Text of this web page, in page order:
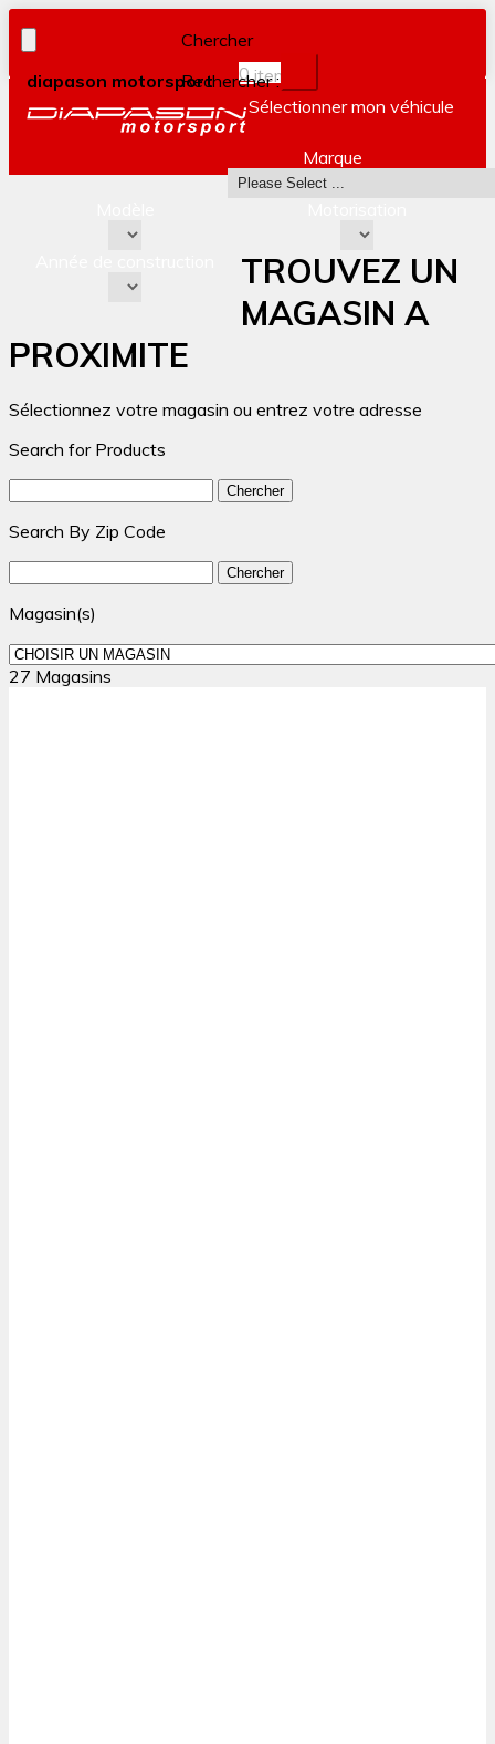
diapason motorsport
Chercher
Rechercher :
0item(s)
Sélectionner mon véhicule
Marque
TROUVEZ UN
MAGASIN A
PROXIMITE
Sélectionnez votre magasin ou entrez votre adresse
Search for Products
Search By Zip Code
Magasin(s)
27 Magasins